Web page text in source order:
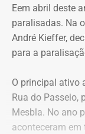
Eem abril deste
paralisadas. Na
André Kieffer,
para a
O principal ativo
Rua do
Mesbla. No ano
aconteceram em